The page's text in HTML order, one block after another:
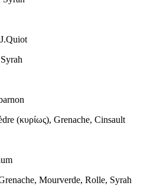
(κυρίως), Grenache, Cinsault
Mourverde, Rolle, Syrah